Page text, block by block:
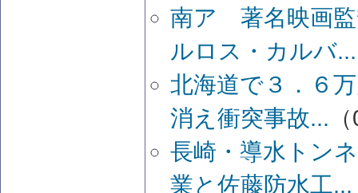
南ア 著名映画
ルロス・カルバ...
北海道で３．６
消え衝突事故...
長崎・導水トン
業と佐藤防水工...